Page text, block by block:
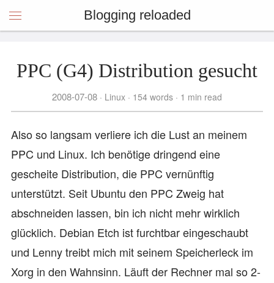
Blogging reloaded
PPC (G4) Distribution gesucht
2008-07-08 Linux 154 words 1 min read
Also so langsam verliere ich die Lust an meinem
PPC und Linux. Ich benötige dringend eine
gescheite Distribution, die PPC vernünftig
unterstützt. Seit Ubuntu den PPC Zweig hat
abschneiden lassen, bin ich nicht mehr wirklich
glücklich. Debian Etch ist furchtbar eingeschaubt
und Lenny treibt mich mit seinem Speicherleck im
Xorg in den Wahnsinn. Läuft der Rechner mal so 2-